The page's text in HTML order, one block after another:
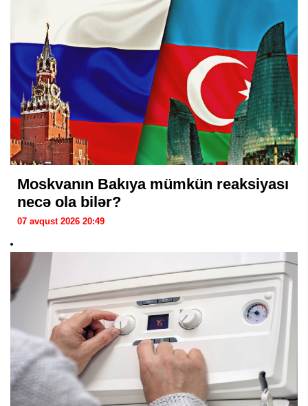
Moskvanın Bakıya mümkün reaksiyası
necə ola bilər?
07 avqust 2026 20:49